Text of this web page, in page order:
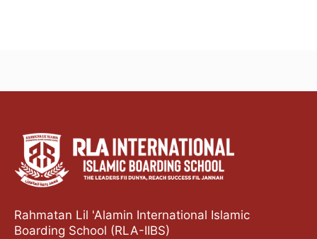
Rahmatan Lil 'Alamin International Islamic
Boarding School (RLA-IIBS)